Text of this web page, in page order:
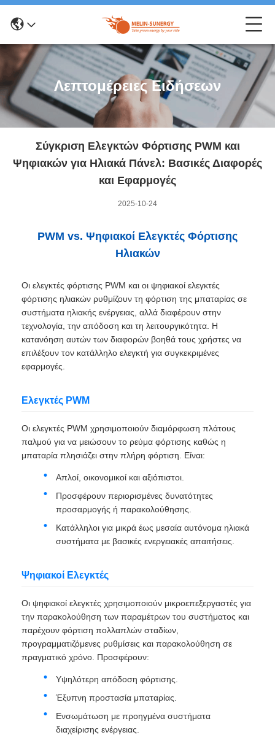
Λεπτομέρειες Ειδήσεων
Σύγκριση Ελεγκτών Φόρτισης PWM και
Ψηφιακών για Ηλιακά Πάνελ: Βασικές Διαφορές
και Εφαρμογές
2025-10-24
PWM vs. Ψηφιακοί Ελεγκτές Φόρτισης
Ηλιακών
Οι ελεγκτές φόρτισης PWM και οι ψηφιακοί ελεγκτές
φόρτισης ηλιακών ρυθμίζουν τη φόρτιση της μπαταρίας σε
συστήματα ηλιακής ενέργειας, αλλά διαφέρουν στην
τεχνολογία, την απόδοση και τη λειτουργικότητα. Η
κατανόηση αυτών των διαφορών βοηθά τους χρήστες να
επιλέξουν τον κατάλληλο ελεγκτή για συγκεκριμένες
εφαρμογές.
Ελεγκτές PWM
Οι ελεγκτές PWM χρησιμοποιούν διαμόρφωση πλάτους
παλμού για να μειώσουν το ρεύμα φόρτισης καθώς η
μπαταρία πλησιάζει στην πλήρη φόρτιση. Είναι:
Απλοί, οικονομικοί και αξιόπιστοι.
Προσφέρουν περιορισμένες δυνατότητες
προσαρμογής ή παρακολούθησης.
Κατάλληλοι για μικρά έως μεσαία αυτόνομα ηλιακά
συστήματα με βασικές ενεργειακές απαιτήσεις.
Ψηφιακοί Ελεγκτές
Οι ψηφιακοί ελεγκτές χρησιμοποιούν μικροεπεξεργαστές για
την παρακολούθηση των παραμέτρων του συστήματος και
παρέχουν φόρτιση πολλαπλών σταδίων,
προγραμματιζόμενες ρυθμίσεις και παρακολούθηση σε
πραγματικό χρόνο. Προσφέρουν:
Υψηλότερη απόδοση φόρτισης.
Έξυπνη προστασία μπαταρίας.
Ενσωμάτωση με προηγμένα συστήματα
διαχείρισης ενέργειας.